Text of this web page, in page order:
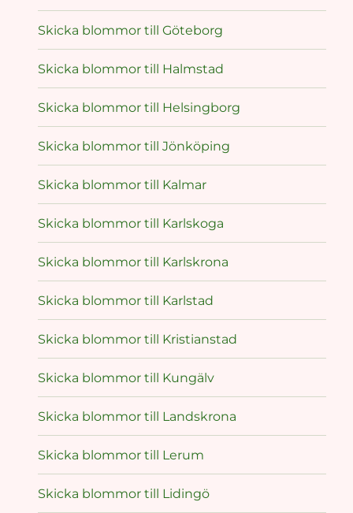
Skicka blommor till Göteborg
Skicka blommor till Halmstad
Skicka blommor till Helsingborg
Skicka blommor till Jönköping
Skicka blommor till Kalmar
Skicka blommor till Karlskoga
Skicka blommor till Karlskrona
Skicka blommor till Karlstad
Skicka blommor till Kristianstad
Skicka blommor till Kungälv
Skicka blommor till Landskrona
Skicka blommor till Lerum
Skicka blommor till Lidingö